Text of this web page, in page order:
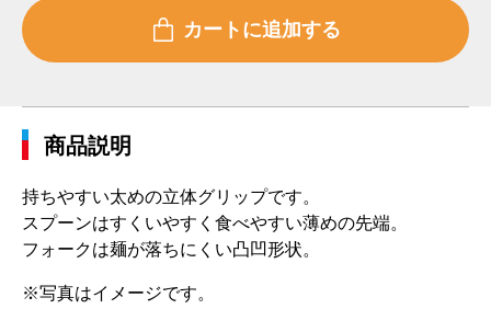
商品説明
持ちやすい太めの立体グリップです。
スプーンはすくいやすく食べやすい薄めの先端。
フォークは麺が落ちにくい凸凹形状。
※写真はイメージです。